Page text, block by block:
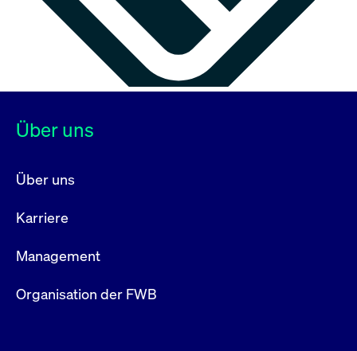
Über uns
Über uns
Karriere
Management
Organisation der FWB